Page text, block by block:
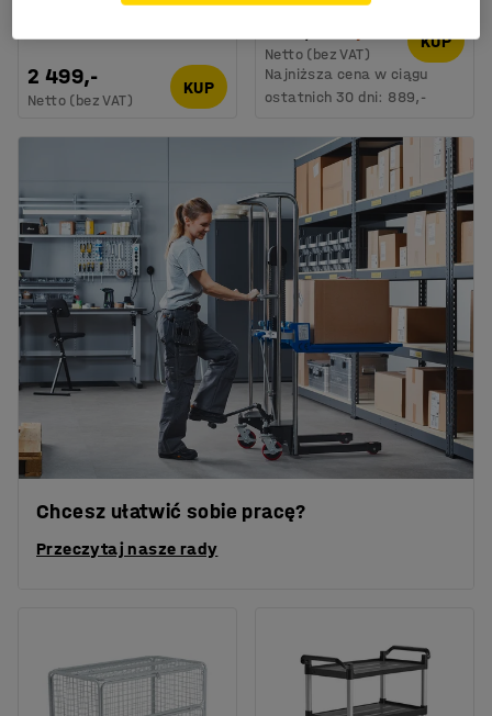
2 499,-
Netto (bez VAT)
KUP
Netto (bez VAT)
KUP
Najniższa cena w ciągu
ostatnich 30 dni: 889,-
Chcesz ułatwić sobie pracę?
Przeczytaj nasze rady